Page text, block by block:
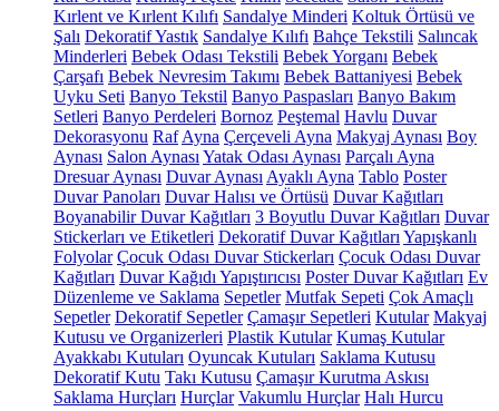
Kırlent ve Kırlent Kılıfı Sandalye Minderi Koltuk Örtüsü ve
Şalı Dekoratif Yastık Sandalye Kılıfı Bahçe Tekstili Salıncak
Minderleri Bebek Odası Tekstili Bebek Yorganı Bebek
Çarşafı Bebek Nevresim Takımı Bebek Battaniyesi Bebek
Uyku Seti Banyo Tekstil Banyo Paspasları Banyo Bakım
Setleri Banyo Perdeleri Bornoz Peştemal Havlu Duvar
Dekorasyonu Raf Ayna Çerçeveli Ayna Makyaj Aynası Boy
Aynası Salon Aynası Yatak Odası Aynası Parçalı Ayna
Dresuar Aynası Duvar Aynası Ayaklı Ayna Tablo Poster
Duvar Panoları Duvar Halısı ve Örtüsü Duvar Kağıtları
Boyanabilir Duvar Kağıtları 3 Boyutlu Duvar Kağıtları Duvar
Stickerları ve Etiketleri Dekoratif Duvar Kağıtları Yapışkanlı
Folyolar Çocuk Odası Duvar Stickerları Çocuk Odası Duvar
Kağıtları Duvar Kağıdı Yapıştırıcısı Poster Duvar Kağıtları Ev
Düzenleme ve Saklama Sepetler Mutfak Sepeti Çok Amaçlı
Sepetler Dekoratif Sepetler Çamaşır Sepetleri Kutular Makyaj
Kutusu ve Organizerleri Plastik Kutular Kumaş Kutular
Ayakkabı Kutuları Oyuncak Kutuları Saklama Kutusu
Dekoratif Kutu Takı Kutusu Çamaşır Kurutma Askısı
Saklama Hurçları Hurçlar Vakumlu Hurçlar Halı Hurcu